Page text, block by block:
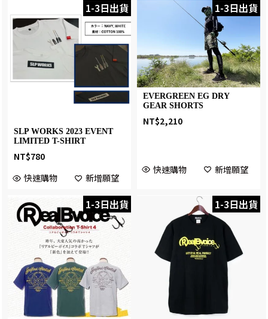
1-3日出貨
SLP WORKS 2023 EVENT
LIMITED T-SHIRT
NT$780
快速購物
新增願望
1-3日出貨
EVERGREEN EG DRY
GEAR SHORTS
NT$2,210
快速購物 新增願望
1-3日出貨 1-3日出貨